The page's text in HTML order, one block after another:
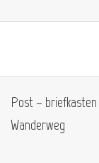
Post – briefkasten
Wanderweg